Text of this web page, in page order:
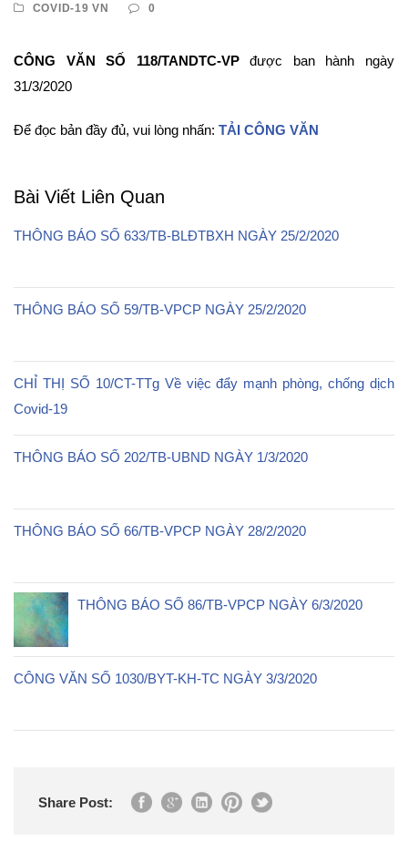
COVID-19 VN
0
CÔNG VĂN SỐ 118/TANDTC-VPđược ban hành ngày
31/3/2020
Để đọc bản đầy đủ, vui lòng nhấn: TẢI CÔNG VĂN
Bài Viết Liên Quan
THÔNG BÁO SỐ 633/TB-BLĐTBXH NGÀY 25/2/2020
THÔNG BÁO SỐ 59/TB-VPCP NGÀY 25/2/2020
CHỈ THỊ SỐ 10/CT-TTg Về việc đẩy mạnh phòng, chống dịch
Covid-19
THÔNG BÁO SỐ 202/TB-UBND NGÀY 1/3/2020
THÔNG BÁO SỐ 66/TB-VPCP NGÀY 28/2/2020
THÔNG BÁO SỐ 86/TB-VPCP NGÀY 6/3/2020
CÔNG VĂN SỐ 1030/BYT-KH-TC NGÀY 3/3/2020
Share Post: